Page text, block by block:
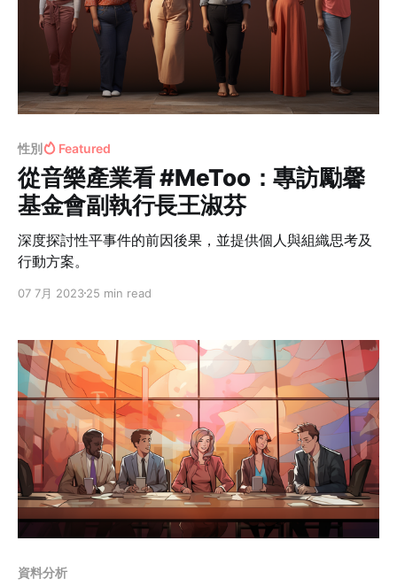
性別 Featured
從音樂產業看 #MeToo：專訪勵馨
基金會副執行長王淑芬
深度探討性平事件的前因後果，並提供個人與組織思考及
行動方案。
07 7月 202325 min read
資料分析